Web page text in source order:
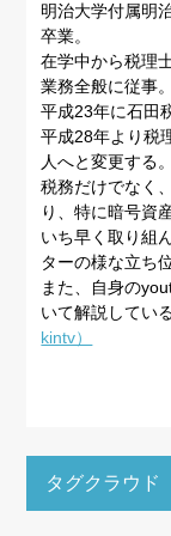
明治大学付属明
卒業。
在学中から税理
業務全般に従事。
平成23年に石田
平成28年より税
人へと変更する。
税務だけでなく
り、特に暗号資
いち早く取り組
ターの様な立ち
また、自身の
いて解説している
kintv）
タグクラウド